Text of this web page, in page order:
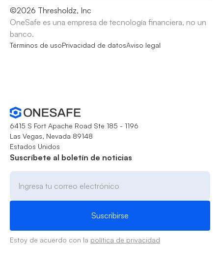
©2026 Thresholdz, Inc
OneSafe es una empresa de tecnología financiera, no un
banco.
Términos de usoPrivacidad de datosAviso legal
6415 S Fort Apache Road Ste 185 - 1196
Las Vegas, Nevada 89148
Estados Unidos
Suscríbete al boletín de noticias
Estoy de acuerdo con la política de privacidad